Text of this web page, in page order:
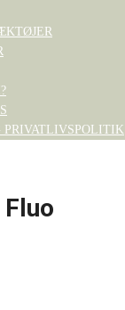
PRIVATLIVSPOLITIK